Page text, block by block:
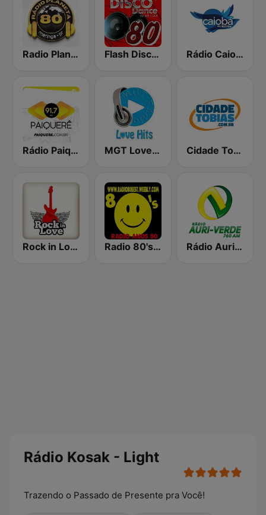
Radio Planeta 80 Flash Disco Dance - 80 Rádio Caiobá FM 102.3
Rádio Paiquerê FM MGT Love Hits Cidade Tobias
Rock in Love Radio 80's Best 1 Rádio Auriverde 760 AM
Rádio Kosak - Light
Trazendo o Passado de Presente pra Você!